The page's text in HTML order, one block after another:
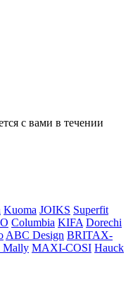
с вами в течении
Kuoma JOIKS Superfit
Columbia KIFA Dorechi
ABC Design BRITAX-
MAXI-COSI Hauck